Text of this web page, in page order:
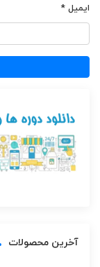
ایمیل *
آخرین محصولات